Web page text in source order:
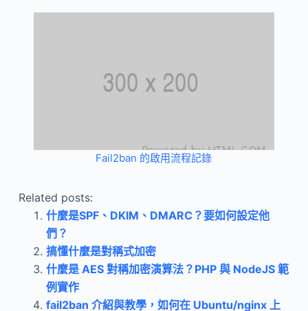
Fail2ban 的啟用流程記錄
Related posts:
什麼是SPF、DKIM、DMARC？要如何設定他
們？
搞懂什麼是對稱式加密
什麼是 AES 對稱加密演算法？PHP 與 NodeJS 範
例實作
fail2ban 介紹與教學，如何在 Ubuntu/nginx 上